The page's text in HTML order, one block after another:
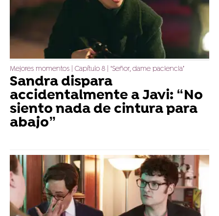
Mejores momentos | Capítulo 8 | ‘Señor, dame paciencia’
Sandra dispara
accidentalmente a Javi: “No
siento nada de cintura para
abajo”